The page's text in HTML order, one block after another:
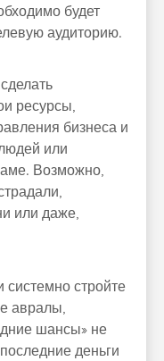
будет
аудиторию.
ресурсы,
бизнеса и
или
Возможно,
или даже,
стройте
авралы,
шансы» не
деньги